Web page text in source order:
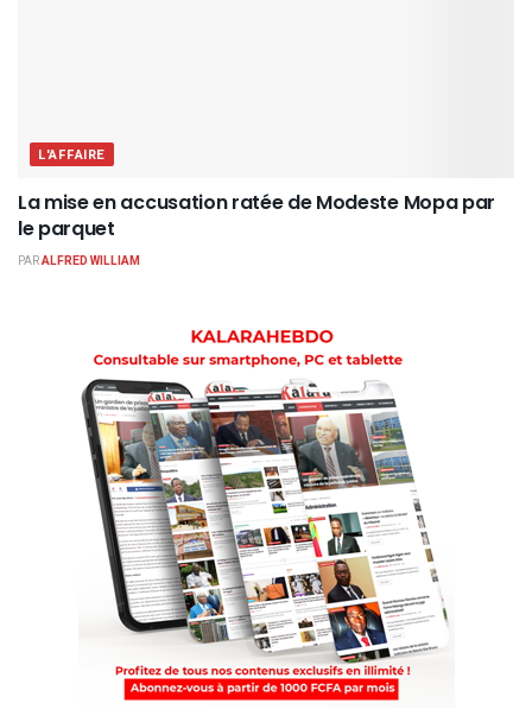
L'AFFAIRE
La mise en accusation ratée de Modeste Mopa par
le parquet
PARALFRED WILLIAM